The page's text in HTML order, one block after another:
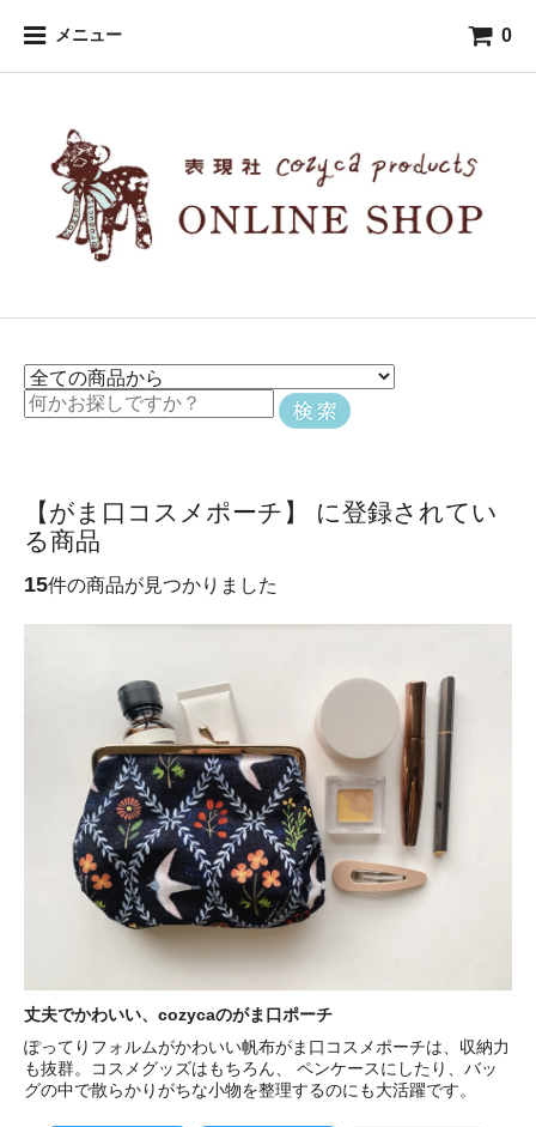
メニュー 0
【がま口コスメポーチ】 に登録されてい
る商品
15件の商品が見つかりました
丈夫でかわいい、cozycaのがま口ポーチ
ぽってりフォルムがかわいい帆布がま口コスメポーチは、収納力
も抜群。コスメグッズはもちろん、 ペンケースにしたり、バッ
グの中で散らかりがちな小物を整理するのにも大活躍です。